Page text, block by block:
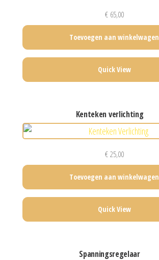
€65,00
Toevoegen aan winkelwagen
Quick View
kenteken verlichting
€25,00
Toevoegen aan winkelwagen
Quick View
spanningsregelaar